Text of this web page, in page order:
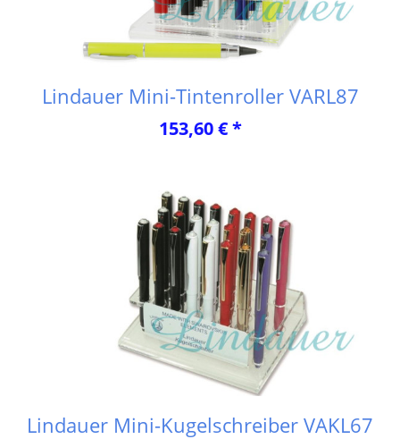
Lindauer Mini-Tintenroller VARL87
153,60 € *
Lindauer Mini-Kugelschreiber VAKL67